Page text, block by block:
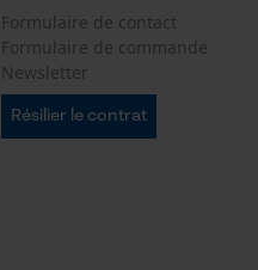
Formulaire de contact
Formulaire de commande
Newsletter
Résilier le contrat